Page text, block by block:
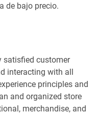
de bajo precio.
satisfied customer
interacting with all
principles and
and organized store
merchandise, and